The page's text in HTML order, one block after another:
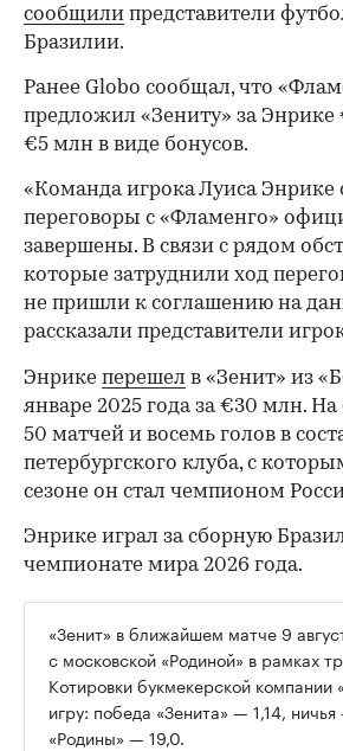
сообщили представители
Бразилии.
Ранее Globo сообщал, что
предложил «Зениту» за
€5 млн в виде бонусов.
«Команда игрока Луиса Энрике
переговоры с «Фламенго»
завершены. В связи с рядом
которые затруднили ход
не пришли к соглашению на
рассказали представители
00:00 / 00:00
Энрике перешел в «Зенит» из
январе 2025 года за €30 млн. На
50 матчей и восемь голов в
петербургского клуба, с
сезоне он стал чемпионом
Энрике играл за сборную
чемпионате мира 2026 года.
«Зенит» в ближайшем матче 9
с московской «Родиной» в рамках
Котировки букмекерской компании
игру: победа «Зенита» — 1,14,
«Родины» — 19,0.